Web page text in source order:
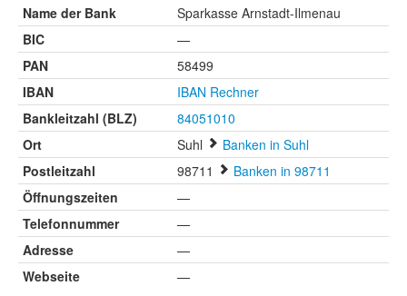
Name der Bank
Sparkasse Arnstadt-Ilmenau
BIC
—
PAN
58499
IBAN
IBAN Rechner
Bankleitzahl (BLZ)
84051010
Ort
Suhl
Banken in Suhl
Postleitzahl
98711
Banken in 98711
Öffnungszeiten
—
Telefonnummer
—
Adresse
—
Webseite
—